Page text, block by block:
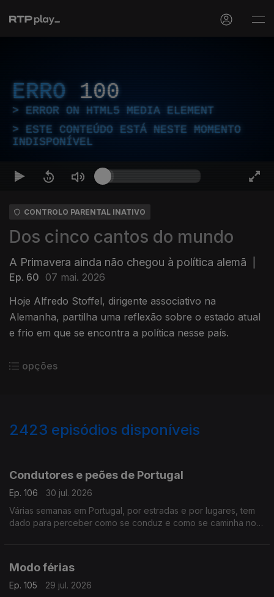
ERRO 100
ERROR ON HTML5 MEDIA ELEMENT
ESTE CONTEÚDO ESTÁ NESTE MOMENTO
INDISPONÍVEL
CONTROLO PARENTAL INATIVO
Dos cinco cantos do mundo
A Primavera ainda não chegou à política alemã
Ep. 60 07 mai. 2026
Hoje Alfredo Stoffel, dirigente associativo na
Alemanha, partilha uma reflexão sobre o estado atual
e frio em que se encontra a política nesse país.
opções
2423 episódios disponíveis
Condutores e peões de Portugal
Ep. 106
30 jul. 2026
Várias semanas em Portugal, por estradas e por lugares, tem
dado para perceber como se conduz e como se caminha no
Modo férias
Ep. 105
29 jul. 2026